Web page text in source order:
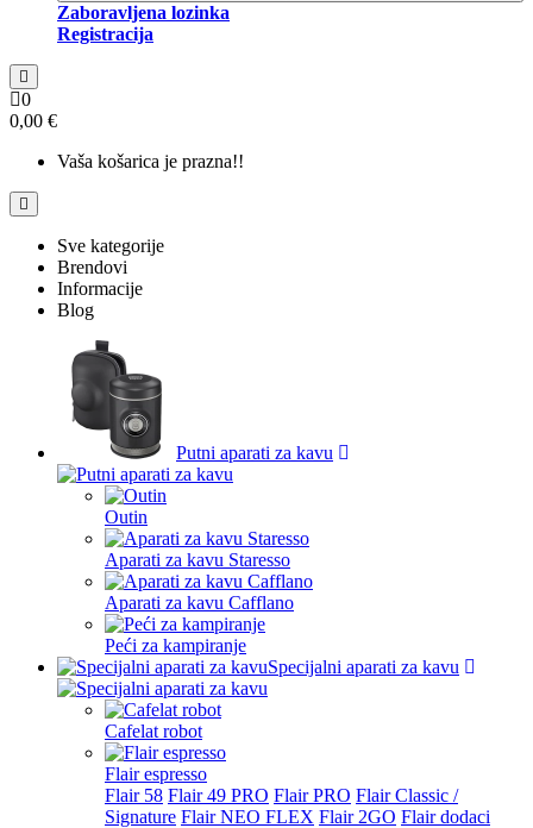
Zaboravljena lozinka
Registracija
0
0,00 €
Vaša košarica je prazna!!
Sve kategorije
Brendovi
Informacije
Blog
Putni aparati za kavu
Outin
Aparati za kavu Staresso
Aparati za kavu Cafflano
Peći za kampiranje
Specijalni aparati za kavu
Cafelat robot
Flair espresso
Flair 58 Flair 49 PRO Flair PRO Flair Classic /
Signature Flair NEO FLEX Flair 2GO Flair dodaci